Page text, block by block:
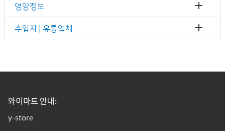
영양정보
수입자 | 유통업체
와이마트 안내:
y-store